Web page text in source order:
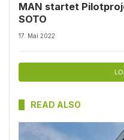
MAN startet
SOTO
17. Mai 2022
READ ALSO